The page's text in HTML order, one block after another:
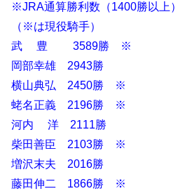
※JRA通算勝利数（1400勝以上）
（※は現役騎手）
武 豊 3589勝 ※
岡部幸雄 2943勝
横山典弘 2450勝 ※
蛯名正義 2196勝 ※
河内 洋 2111勝
柴田善臣 2103勝 ※
増沢末夫 2016勝
藤田伸二 1866勝 ※